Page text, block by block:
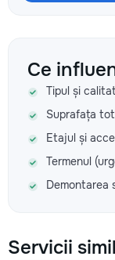
Ce
Tipul și
Suprafața
Etajul și
Termenul
Demontarea
Servicii